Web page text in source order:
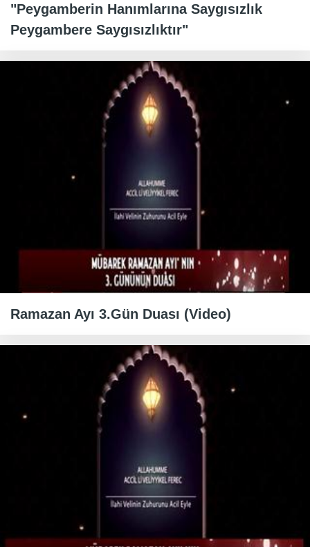
"Peygamberin Hanımlarına Saygısızlık
Peygambere Saygısızlıktır"
Ramazan Ayı 3.Gün Duası (Video)